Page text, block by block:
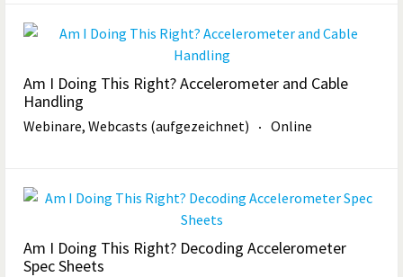
Am I Doing This Right? Accelerometer and Cable
Handling
Webinare, Webcasts (aufgezeichnet) Online
Am I Doing This Right? Decoding Accelerometer
Spec Sheets